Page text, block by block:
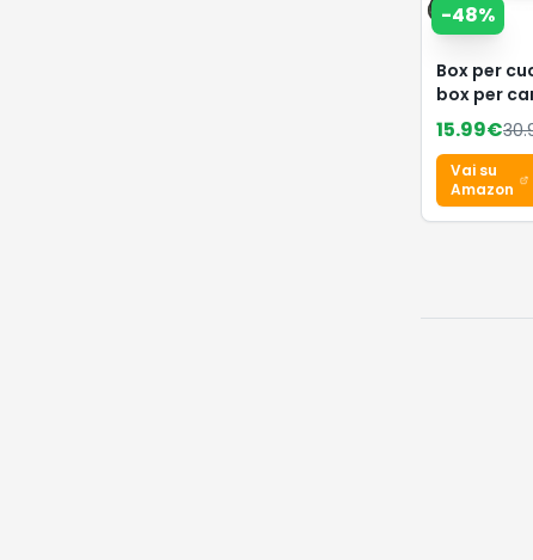
-48%
Box per
box per
cuccioli,
per cani,
conigli,
2 – verde)
15.99€
Vai su
Amazon